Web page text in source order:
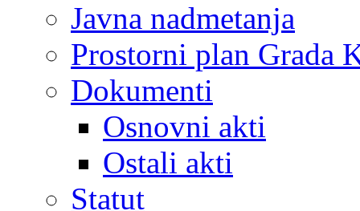
Javna nadmetanja
Prostorni plan Grada
Dokumenti
Osnovni akti
Ostali akti
Statut